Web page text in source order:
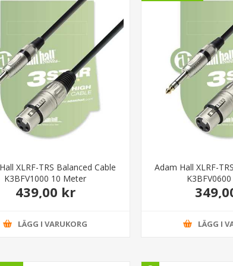
XLRF-TRS Balanced Cable
K3BFV1000 10 Meter
439,00 kr
LÄGG I VARUKORG
Adam Hall XLRF-
LÄGG I